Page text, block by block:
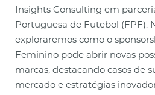
Insights Consulting em
Portuguesa de Futebol (FPF).
exploraremos como o
Feminino pode abrir novas
marcas, destacando casos de
mercado e estratégias